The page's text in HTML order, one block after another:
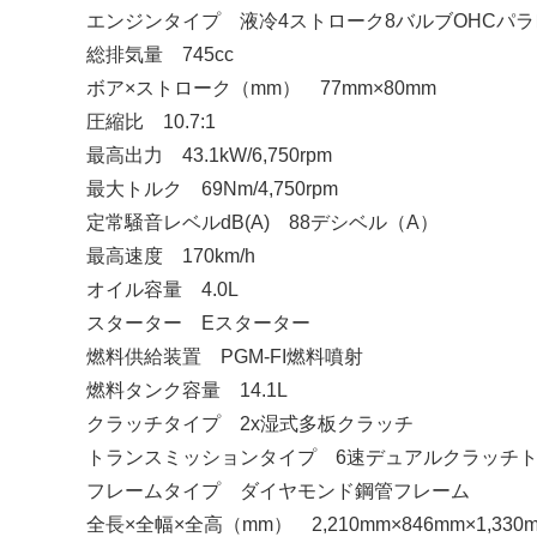
エンジンタイプ 液冷4ストローク8バルブOHCパラ
総排気量 745cc
ボア×ストローク（mm） 77mm×80mm
圧縮比 10.7:1
最高出力 43.1kW/6,750rpm
最大トルク 69Nm/4,750rpm
定常騒音レベルdB(A) 88デシベル（A）
最高速度 170km/h
オイル容量 4.0L
スターター Eスターター
燃料供給装置 PGM-FI燃料噴射
燃料タンク容量 14.1L
クラッチタイプ 2x湿式多板クラッチ
トランスミッションタイプ 6速デュアルクラッチ
フレームタイプ ダイヤモンド鋼管フレーム
全長×全幅×全高（mm）